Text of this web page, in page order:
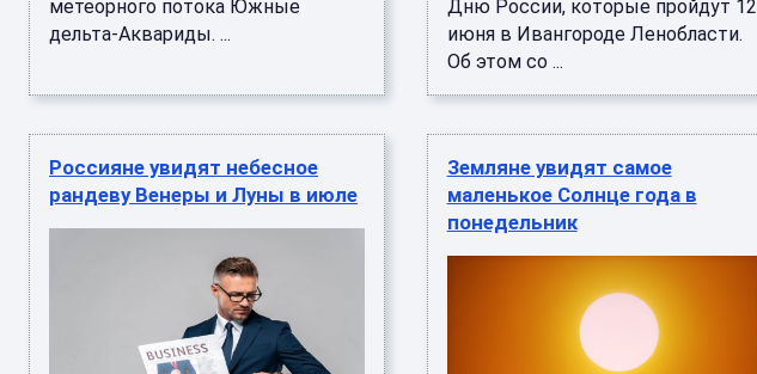
метеорного потока Южные
дельта-Аквариды. ...
Дню России, которые пройдут 12
июня в Ивангороде Ленобласти.
Об этом со ...
Россияне увидят небесное
рандеву Венеры и Луны в июле
Земляне увидят самое
маленькое Солнце года в
понедельник